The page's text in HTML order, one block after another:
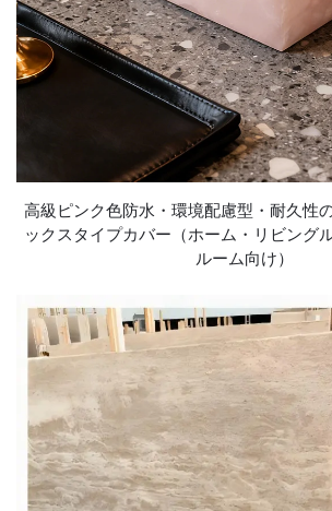
高級ピンク色防水・環境配慮型・耐久性
ックスタイプカバー（ホーム・リビング
ルーム向け）